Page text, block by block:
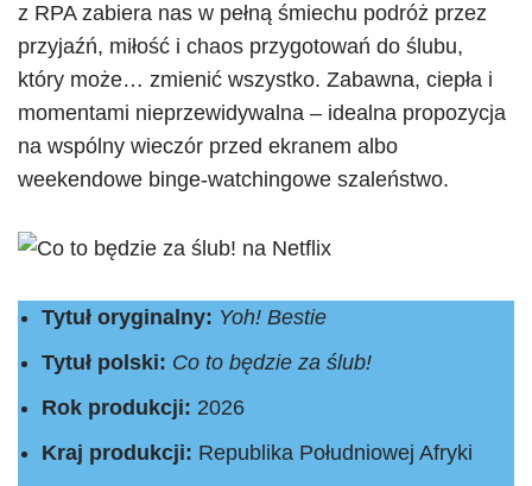
z RPA zabiera nas w pełną śmiechu podróż przez
przyjaźń, miłość i chaos przygotowań do ślubu,
który może… zmienić wszystko. Zabawna, ciepła i
momentami nieprzewidywalna – idealna propozycja
na wspólny wieczór przed ekranem albo
weekendowe binge-watchingowe szaleństwo.
Tytuł oryginalny: Yoh! Bestie
Tytuł polski: Co to będzie za ślub!
Rok produkcji: 2026
Kraj produkcji: Republika Południowej Afryki